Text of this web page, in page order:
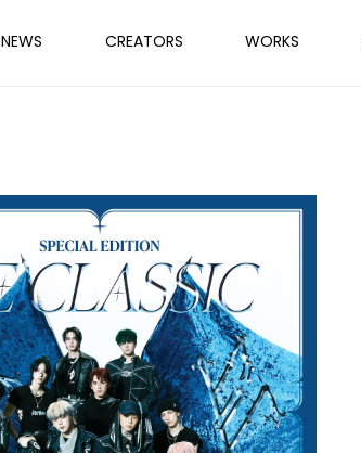
NEWS CREATORS WORKS